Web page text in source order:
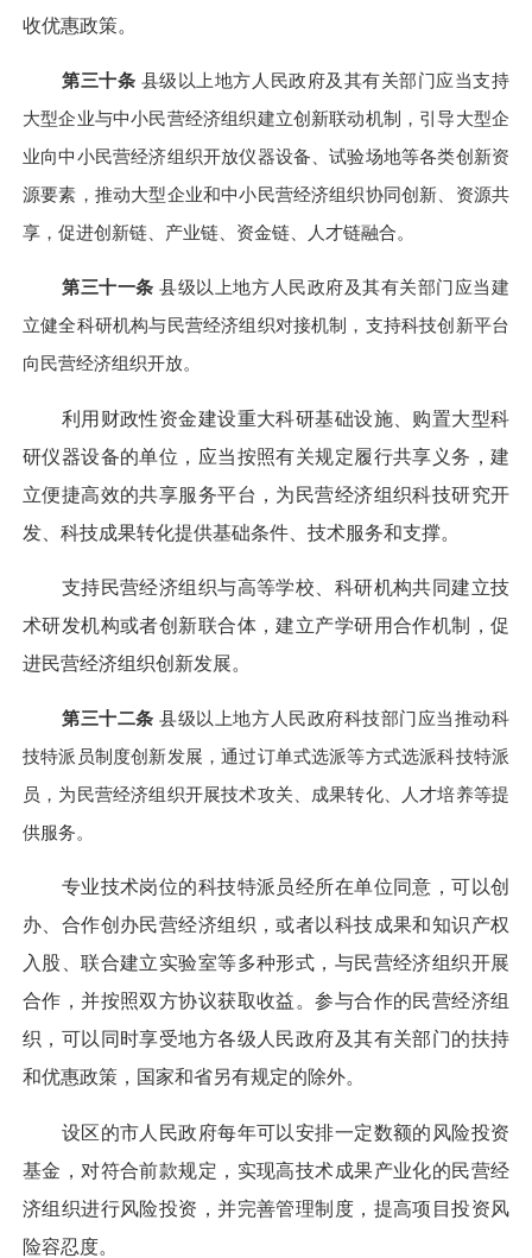
收优惠政策。
第三十条 县级以上地方人民政府及其有关部门应当支持
大型企业与中小民营经济组织建立创新联动机制，引导大型企
业向中小民营经济组织开放仪器设备、试验场地等各类创新资
源要素，推动大型企业和中小民营经济组织协同创新、资源共
享，促进创新链、产业链、资金链、人才链融合。
第三十一条 县级以上地方人民政府及其有关部门应当建
立健全科研机构与民营经济组织对接机制，支持科技创新平台
向民营经济组织开放。
利用财政性资金建设重大科研基础设施、购置大型科
研仪器设备的单位，应当按照有关规定履行共享义务，建
立便捷高效的共享服务平台，为民营经济组织科技研究开
发、科技成果转化提供基础条件、技术服务和支撑。
支持民营经济组织与高等学校、科研机构共同建立技
术研发机构或者创新联合体，建立产学研用合作机制，促
进民营经济组织创新发展。
第三十二条 县级以上地方人民政府科技部门应当推动科
技特派员制度创新发展，通过订单式选派等方式选派科技特派
员，为民营经济组织开展技术攻关、成果转化、人才培养等提
供服务。
专业技术岗位的科技特派员经所在单位同意，可以创
办、合作创办民营经济组织，或者以科技成果和知识产权
入股、联合建立实验室等多种形式，与民营经济组织开展
合作，并按照双方协议获取收益。参与合作的民营经济组
织，可以同时享受地方各级人民政府及其有关部门的扶持
和优惠政策，国家和省另有规定的除外。
设区的市人民政府每年可以安排一定数额的风险投资
基金，对符合前款规定，实现高技术成果产业化的民营经
济组织进行风险投资，并完善管理制度，提高项目投资风
险容忍度。